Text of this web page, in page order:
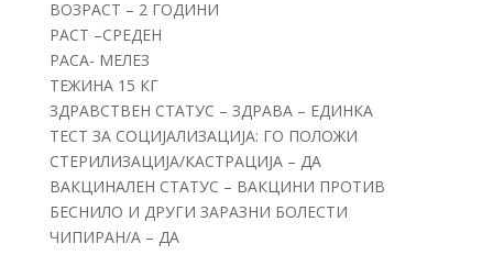
ВОЗРАСТ – 2 ГОДИНИ
РАСТ –СРЕДЕН
РАСА- МЕЛЕЗ
ТЕЖИНА 15 КГ
ЗДРАВСТВЕН СТАТУС – ЗДРАВА – ЕДИНКА
ТЕСТ ЗА СОЦИЈАЛИЗАЦИЈА: ГО ПОЛОЖИ
СТЕРИЛИЗАЦИЈА/КАСТРАЦИЈА – ДА
ВАКЦИНАЛЕН СТАТУС – ВАКЦИНИ ПРОТИВ
БЕСНИЛО И ДРУГИ ЗАРАЗНИ БОЛЕСТИ
ЧИПИРАН/А – ДА